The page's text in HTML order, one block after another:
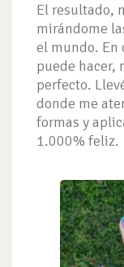
El resultado,
mirándome
el mundo. En
puede hacer,
perfecto.
donde me
formas y
1.000% feliz.